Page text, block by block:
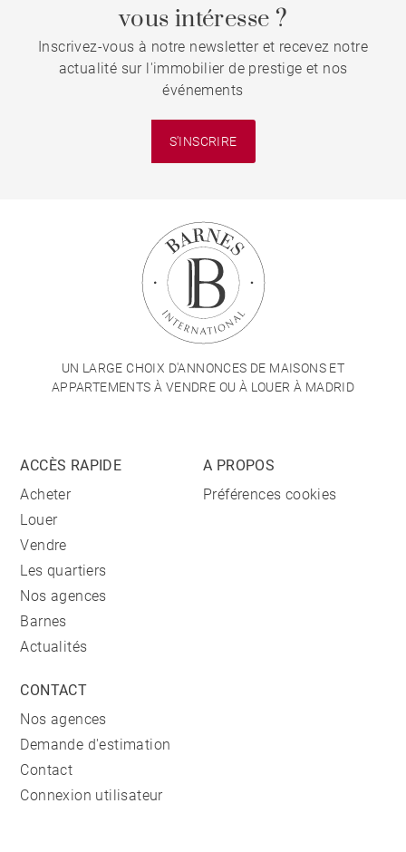
vous intéresse ?
Inscrivez-vous à notre newsletter et recevez notre
actualité sur l'immobilier de prestige et nos
événements
S'INSCRIRE
UN LARGE CHOIX D'ANNONCES DE MAISONS ET
APPARTEMENTS À VENDRE OU À LOUER À MADRID
ACCÈS RAPIDE
Acheter
Louer
Vendre
Les quartiers
Nos agences
Barnes
Actualités
A PROPOS
Préférences cookies
CONTACT
Nos agences
Demande d'estimation
Contact
Connexion utilisateur